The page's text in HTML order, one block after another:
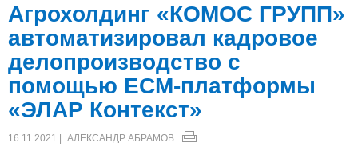
Агрохолдинг «КОМОС ГРУПП»
автоматизировал кадровое
делопроизводство с
помощью ECM-платформы
«ЭЛАР Контекст»
16.11.2021 | АЛЕКСАНДР АБРАМОВ